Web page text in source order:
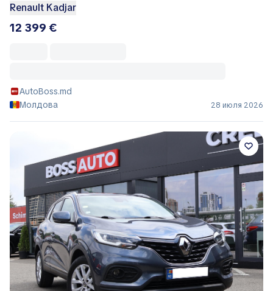
Renault Kadjar
12 399 €
AutoBoss.md
Молдова
28 июля 2026